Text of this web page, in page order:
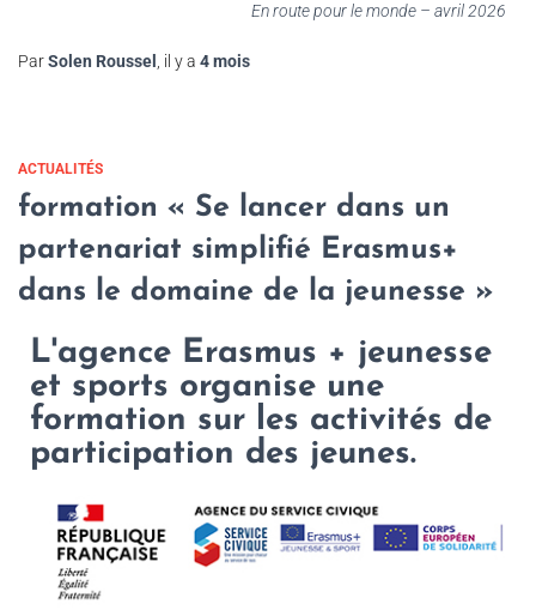
En route pour le monde – avril 2026
ParSolen Roussel , il y a 4 mois
ACTUALITÉS
formation « Se lancer dans un
partenariat simplifié Erasmus+
dans le domaine de la jeunesse »
L'agence Erasmus + jeunesse
et sports organise une
formation sur les activités de
participation des jeunes.